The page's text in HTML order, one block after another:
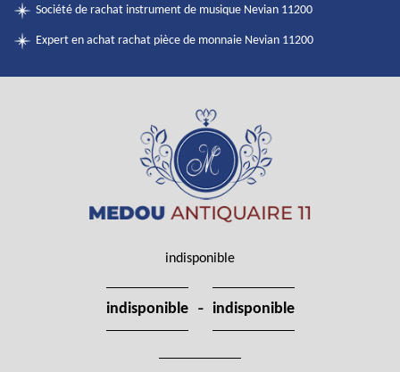
Société de rachat instrument de musique Nevian 11200
Expert en achat rachat pièce de monnaie Nevian 11200
indisponible
indisponible - indisponible